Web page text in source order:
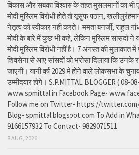
विकास और सबका विश्वास के तहत मुसलमानों का भी
मोदी मुस्लिम विरोधी होते तो यूसुफ पठान,
नेतृत्व को स्वीकार नहीं करते। ममता बनर्जी, राहुल
मोदी के बारे में कुछ भी कहे, लेकिन मुस्लिम सांसदों ने
मोदी मुस्लिम विरोधी नहीं है। 7 अगस्त की मुलाकात में
शिवसेना से आए सांसदों को भरोसा दिलाया कि उनके
जाएगी। यानी वर्ष 2029 में होने वाले लोकसभा के
उम्मीदवार होंगे। S.P.MITTAL BLOGGER ( 08-
www.spmittal.in Facebook Page-
Follow me on Twitter- https://
Blog- spmittal.blogspot.com To Add in
9166157932 To Contact- 9829071511
8 AUG, 2026